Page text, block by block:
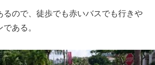
るので、徒歩でも赤いバスでも行きや
ある。